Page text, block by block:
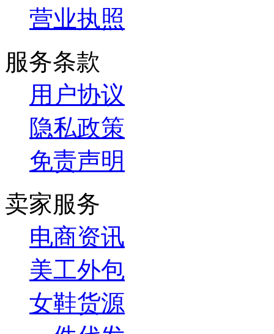
营业执照
服务条款
用户协议
隐私政策
免责声明
卖家服务
电商资讯
美工外包
女鞋货源